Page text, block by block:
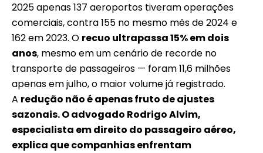
2025 apenas 137 aeroportos tiveram operações
comerciais, contra 155 no mesmo mês de 2024 e
162 em 2023. O recuo ultrapassa 15% em dois
anos, mesmo em um cenário de recorde no
transporte de passageiros — foram 11,6 milhões
apenas em julho, o maior volume já registrado.
A redução não é apenas fruto de ajustes
sazonais. O advogado Rodrigo Alvim,
especialista em direito do passageiro aéreo,
explica que companhias enfrentam